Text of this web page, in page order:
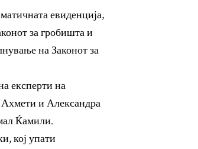
евиденција,
за гробишта и
на Законот за
експерти на
Ахмети и Александра
Ќамили.
кој упати